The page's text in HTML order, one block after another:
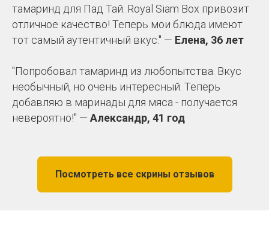
тамаринд для Пад Тай. Royal Siam Box привозит
отличное качество! Теперь мои блюда имеют
тот самый аутентичный вкус." — Елена, 36 лет
"Попробовал тамаринд из любопытства. Вкус
необычный, но очень интересный. Теперь
добавляю в маринады для мяса - получается
невероятно!" — Александр, 41 год
Посмотреть все скрины отзывов